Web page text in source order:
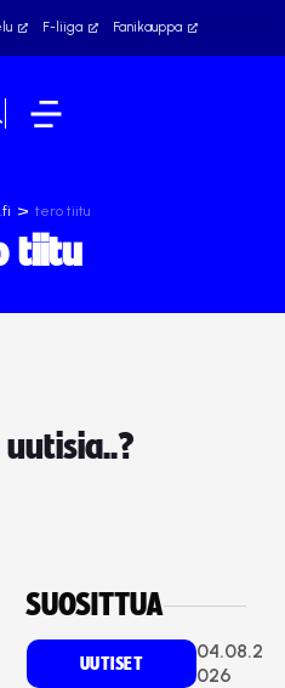
F-liiga Fanikauppa
> tero tiitu
tiitu
SUOSITTUA
UUTISET
04.08.2
026